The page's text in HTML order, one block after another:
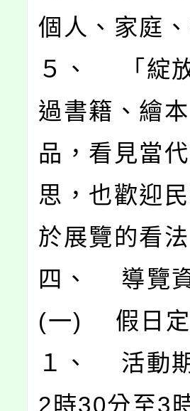
個人、家庭
５、 「綻
過書籍、繪
品，看見當
思，也歡迎
於展覽的看法
四、 導覽資
(一) 假日定
１、 活動
2時30分至3